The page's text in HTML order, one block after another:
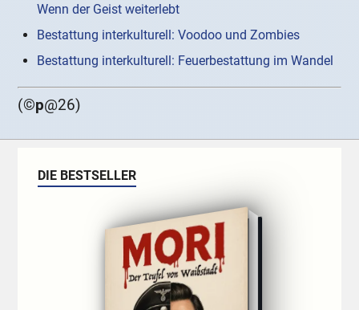
Wenn der Geist weiterlebt
Bestattung interkulturell: Voodoo und Zombies
Bestattung interkulturell: Feuerbestattung im Wandel
(©p@26)
DIE BESTSELLER